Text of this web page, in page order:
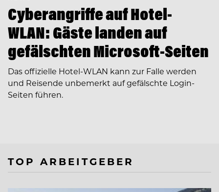
Cyberangriffe auf Hotel-
WLAN: Gäste landen auf
gefälschten Microsoft-Seiten
Das offizielle Hotel-WLAN kann zur Falle werden
und Reisende unbemerkt auf gefälschte Login-
Seiten führen.
TOP ARBEITGEBER